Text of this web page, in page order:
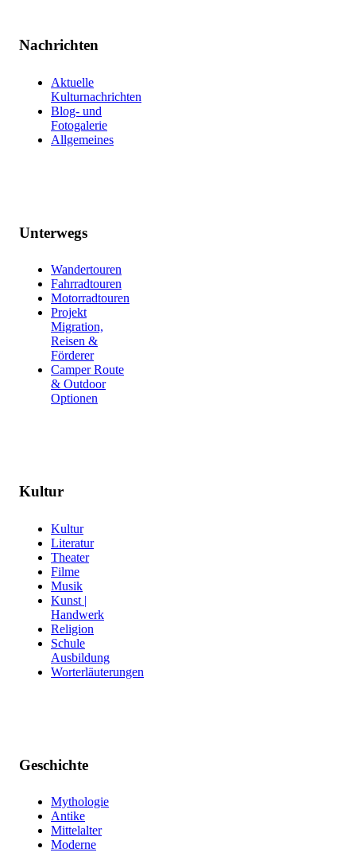
Nachrichten
Aktuelle
Kulturnachrichten
Blog- und
Fotogalerie
Allgemeines
Unterwegs
Wandertouren
Fahrradtouren
Motorradtouren
Projekt
Migration,
Reisen &
Förderer
Camper Route
& Outdoor
Optionen
Kultur
Kultur
Literatur
Theater
Filme
Musik
Kunst |
Handwerk
Religion
Schule
Ausbildung
Worterläuterungen
Geschichte
Mythologie
Antike
Mittelalter
Moderne